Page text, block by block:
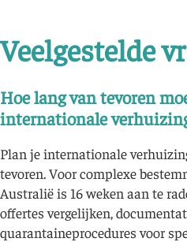
Veelgestelde
Hoe lang van tevoren
internationale
Plan je internationale
tevoren. Voor complexe
Australië is 16 weken aan te
offertes vergelijken,
quarantaineprocedures voor